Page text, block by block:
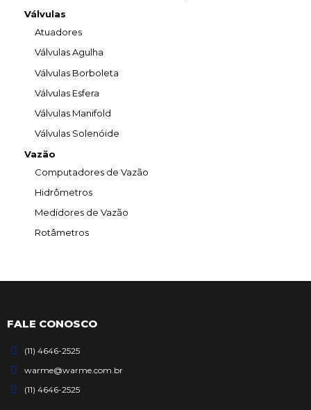
Válvulas
Atuadores
Válvulas Agulha
Válvulas Borboleta
Válvulas Esfera
Válvulas Manifold
Válvulas Solenóide
Vazão
Computadores de Vazão
Hidrômetros
Medidores de Vazão
Rotâmetros
FALE CONOSCO
(11) 4646-2525
warme@warme.com.br
(11) 4646-2525